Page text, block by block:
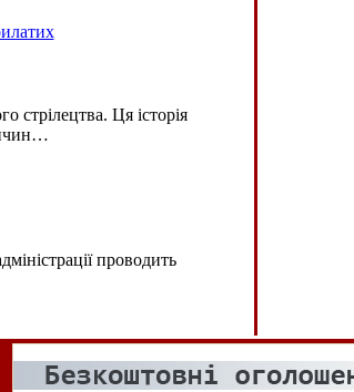
стрілецтва. Ця історія
проводить